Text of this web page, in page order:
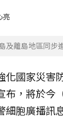
亮
及離島地區同步
化國家災害
布，將於今
細胞廣播訊